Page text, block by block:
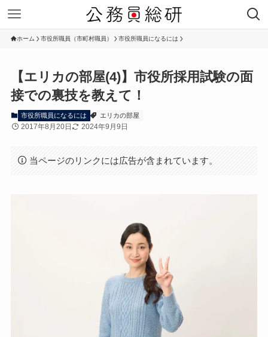
ホーム 市役所職員（市町村職員） 市役所職員になるには
【エリカの部屋(4)】市役所採用試験の面
接での裏技を教えて！
市役所職員になるには エリカの部屋
2017年8月20日 2024年9月9日
当ページのリンクには広告が含まれています。